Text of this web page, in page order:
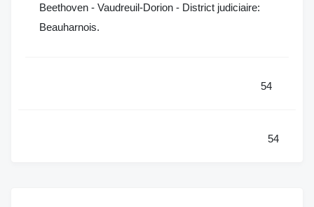
Beethoven - Vaudreuil-Dorion - District judiciaire:
Beauharnois.
54
54